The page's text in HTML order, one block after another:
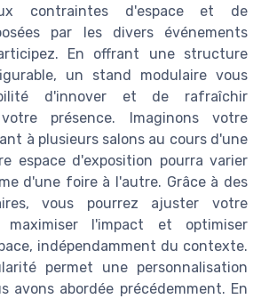
contraintes d'espace et de
par les divers événements
En offrant une structure
un stand modulaire vous
d'innover et de rafraîchir
présence. Imaginons votre
à plusieurs salons au cours d'une
espace d'exposition pourra varier
d'une foire à l'autre. Grâce à des
vous pourrez ajuster votre
maximiser l'impact et optimiser
indépendamment du contexte.
permet une personnalisation
avons abordée précédemment. En